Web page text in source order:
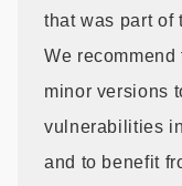
that was part of
We
minor versions
vulnerabilities
and to benefit